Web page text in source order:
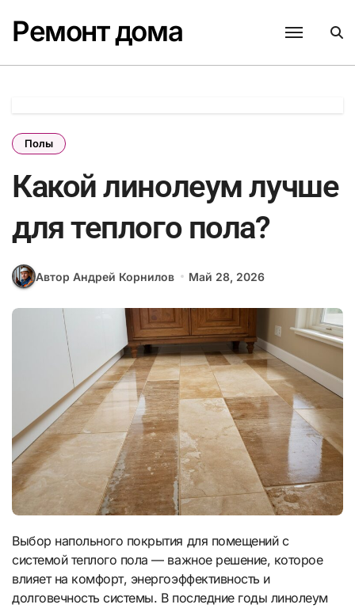
содержанию
Ремонт дома
Полы
Какой линолеум лучше
для теплого пола?
Автор Андрей Корнилов Май 28, 2026
Выбор напольного покрытия для помещений с
системой теплого пола — важное решение, которое
влияет на комфорт, энергоэффективность и
долговечность системы. В последние годы линолеум